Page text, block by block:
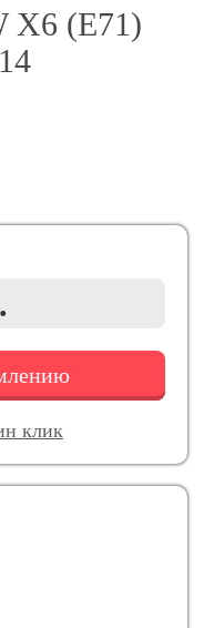
X6 (E71)
клик